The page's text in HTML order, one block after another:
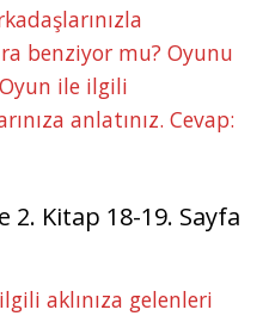
benziyor mu? Oyunu
ile ilgili
anlatınız. Cevap:
2. Kitap 18-19. Sayfa
aklınıza gelenleri